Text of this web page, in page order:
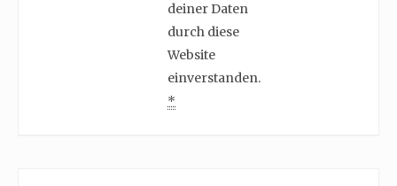
deiner Daten
durch diese
Website
einverstanden.
*